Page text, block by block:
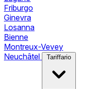
Friburgo
Ginevra
Losanna
Bienne
Montreux-Vevey
Neuchâtel
Tariffario